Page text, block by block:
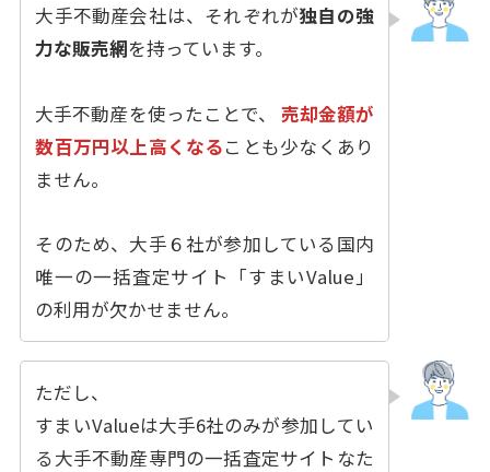
大手不動産会社は、それぞれが独自の強
力な販売網を持っています。
大手不動産を使ったことで、
売却金額が
数百万円以上高くなることも少なくあり
ません。
そのため、大手６社が参加している国内
唯一の一括査定サイト「すまいValue」
の利用が欠かせません。
ただし、
すまいValueは大手6社のみが参加してい
る大手不動産専門の一括査定サイトなた